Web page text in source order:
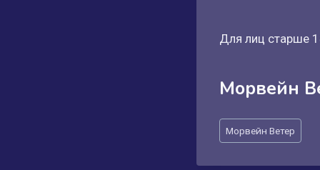
Для лиц старше
Морвейн
Метки
записи:
Морвейн Ветер